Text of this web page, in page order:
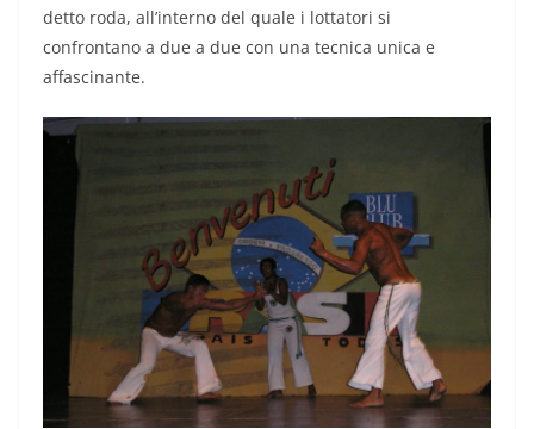
detto roda, all’interno del quale i lottatori si
confrontano a due a due con una tecnica unica e
affascinante.